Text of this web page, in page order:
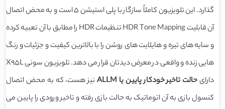
گذارد. این تلویزیون کاملاً سازگار با پلی استیشن 5 است و به محض اتصال
آن قابلیت HDR Tone Mapping تنظیمات HDR را مطابق با آن تعبیه کرده
و سایه های تیره و هایلایت های روشن را با بالاترین کیفیت و جزئیات و رنگ
هایی زنده و واقعی در معرض دیدتان قرار می دهد. تلویزیون سونی X95L
دارایحالت تاخیر خودکار پایین یا ALLM
نیز هست، که به محض اتصال
کنسول بازی به آن اتوماتیک به حالت بازی رفته و تاخیر ورودی را پایین می